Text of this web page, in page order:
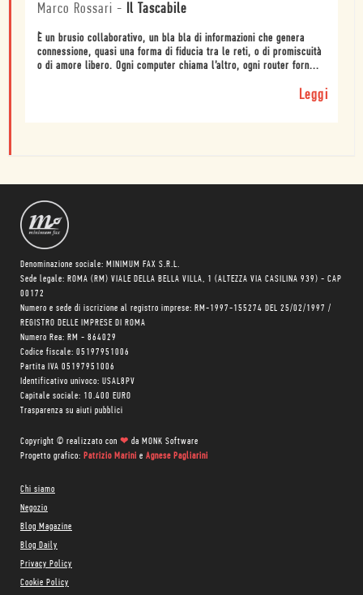
Marco Rossari - Il Tascabile
È un brusio collaborativo, un bla bla di informazioni che genera
connessione, quasi una forma di fiducia tra le reti, o di promiscuità
o di amore libero. Ogni computer chiama l’altro, ogni router forn...
Leggi
Denominazione sociale: MINIMUM FAX S.R.L.
Sede legale: ROMA (RM) VIALE DELLA BELLA VILLA, 1 (ALTEZZA VIA CASILINA 939) - CAP
00172
Numero e sede di iscrizione al registro imprese: RM-1997-155274 DEL 25/02/1997 /
REGISTRO DELLE IMPRESE DI ROMA
Numero Rea: RM - 864029
Codice fiscale: 05197951006
Partita IVA 05197951006
Identificativo univoco: USAL8PV
Capitale sociale: 10.400 EURO
Trasparenza su aiuti pubblici
Copyright © realizzato con ❤ da MONK Software
Progetto grafico: Patrizio Marini e Agnese Pagliarini
Chi siamo
Negozio
Blog Magazine
Blog Daily
Privacy Policy
Cookie Policy